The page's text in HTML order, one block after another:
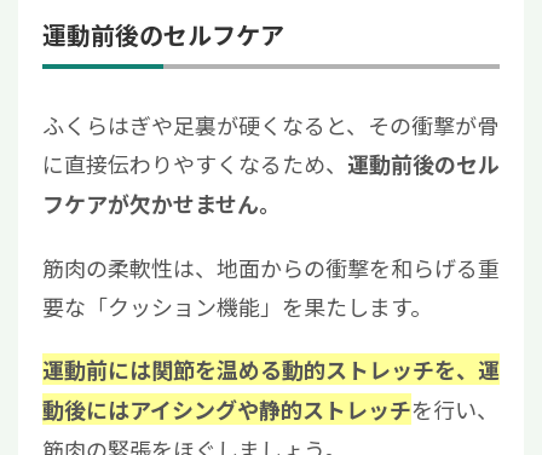
運動前後のセルフケア
ふくらはぎや足裏が硬くなると、その衝撃が骨
に直接伝わりやすくなるため、 運動前後のセル
フケアが欠かせません。
筋肉の柔軟性は、地面からの衝撃を和らげる重
要な「クッション機能」を果たします。
運動前には関節を温める動的ストレッチを、運
動後にはアイシングや静的ストレッチを行い、
筋肉の緊張をほぐしましょう。